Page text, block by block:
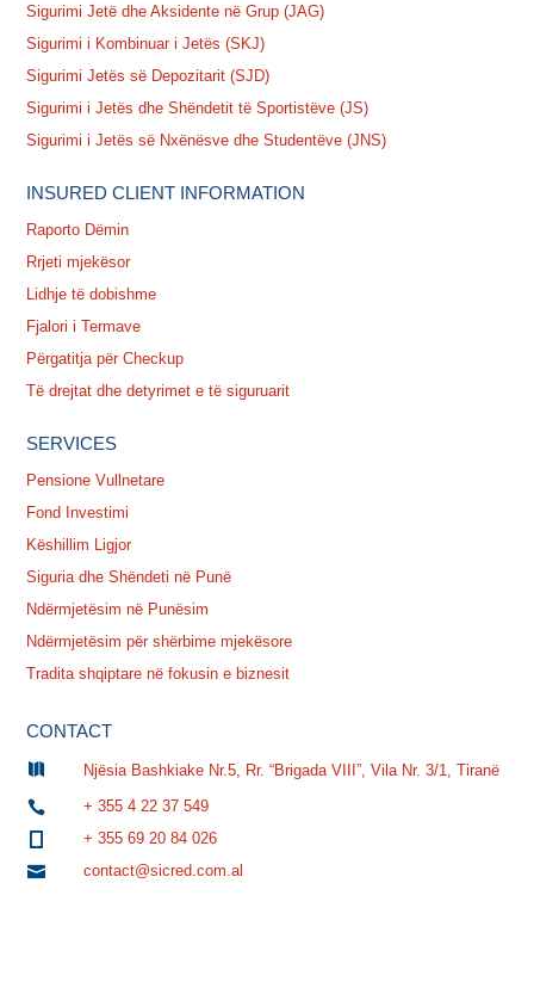
Sigurimi Jetë dhe Aksidente në Grup (JAG)
Sigurimi i Kombinuar i Jetës (SKJ)
Sigurimi Jetës së Depozitarit (SJD)
Sigurimi i Jetës dhe Shëndetit të Sportistëve (JS)
Sigurimi i Jetës së Nxënësve dhe Studentëve (JNS)
INSURED CLIENT INFORMATION
Raporto Dëmin
Rrjeti mjekësor
Lidhje të dobishme
Fjalori i Termave
Përgatitja për Checkup
Të drejtat dhe detyrimet e të siguruarit
SERVICES
Pensione Vullnetare
Fond Investimi
Këshillim Ligjor
Siguria dhe Shëndeti në Punë
Ndërmjetësim në Punësim
Ndërmjetësim për shërbime mjekësore
Tradita shqiptare në fokusin e biznesit
CONTACT
 Njësia Bashkiake Nr.5, Rr. “Brigada VIII”, Vila Nr. 3/1, Tiranë

+ 355 4 22 37 549

+ 355 69 20 84 026

contact@sicred.com.al